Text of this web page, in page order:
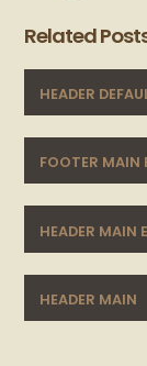
Related
HEADER
FOOTER MAIN
HEADER MAIN
HEADER MAIN